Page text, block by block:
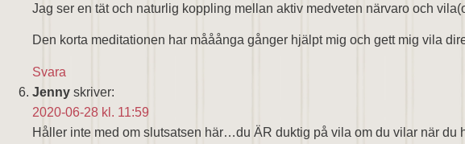
Jag ser en tät och naturlig koppling mellan aktiv medveten närvaro och
Den korta meditationen har mååånga gånger hjälpt mig och gett mig vila
Svara
Jenny skriver:
2020-06-28 kl. 11:59
Håller inte med om slutsatsen här…du ÄR duktig på vila om du vilar när du